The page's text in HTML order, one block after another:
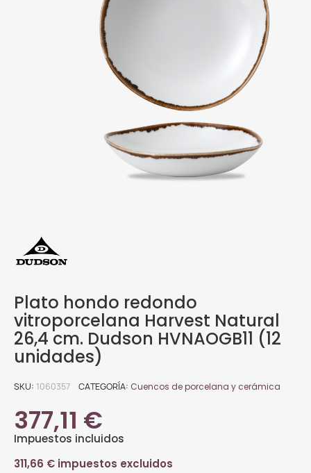
Plato hondo redondo
vitroporcelana Harvest Natural
26,4 cm. Dudson HVNAOGB11 (12
unidades)
SKU 1060357 CATEGORÍA Cuencos de porcelana y cerámica
377,11 €
Impuestos incluidos
311,66 € impuestos excluidos